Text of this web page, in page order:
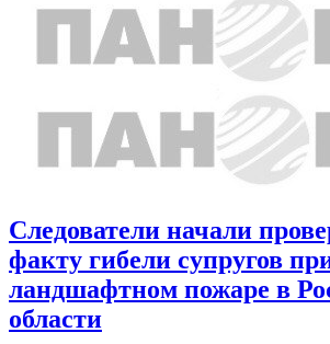
Следователи начали
факту гибели супругов
ландшафтном пожаре в
области